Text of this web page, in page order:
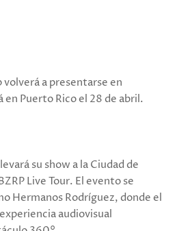
volverá a presentarse en
en Puerto Rico el 28 de abril.
su show a la Ciudad de
Live Tour. El evento se
Hermanos Rodríguez, donde el
audiovisual